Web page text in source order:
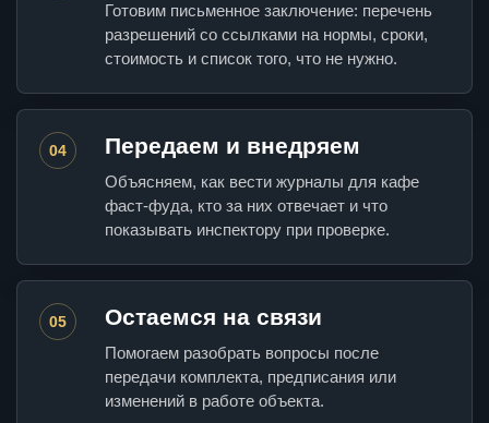
Готовим письменное заключение: перечень
разрешений со ссылками на нормы, сроки,
стоимость и список того, что не нужно.
04 Передаем и внедряем
Объясняем, как вести журналы для кафе
фаст-фуда, кто за них отвечает и что
показывать инспектору при проверке.
05 Остаемся на связи
Помогаем разобрать вопросы после
передачи комплекта, предписания или
изменений в работе объекта.